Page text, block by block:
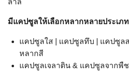
ลาล
มีแคปซูลให้เลือกหลากหลายประเภท
แคปซูลใส | แคปซูลทึบ | แคปซูล
หลากสี
แคปซูลเจลาติน & แคปซูลจากพื